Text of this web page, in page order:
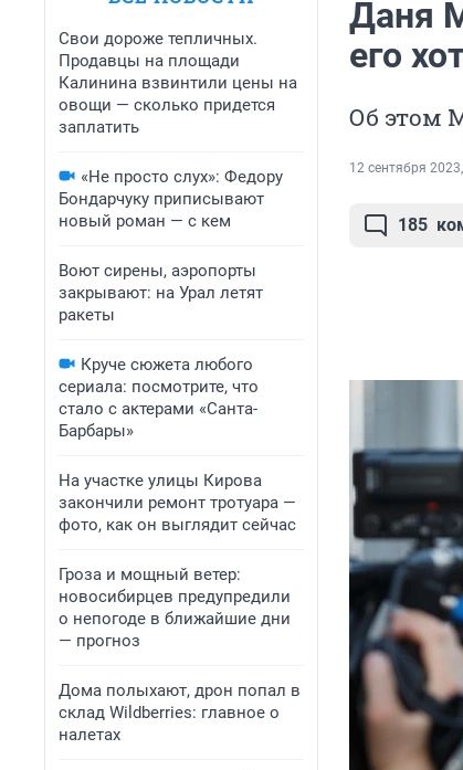
Свои дороже тепличных.
Продавцы на площади
Калинина взвинтили цены на
овощи — сколько придется
заплатить
«Не просто слух»: Федору
Бондарчуку приписывают
новый роман — с кем
Воют сирены, аэропорты
закрывают: на Урал летят
ракеты
Круче сюжета любого
сериала: посмотрите, что
стало с актерами «Санта-
Барбары»
На участке улицы Кирова
закончили ремонт тротуара —
фото, как он выглядит сейчас
Гроза и мощный ветер:
новосибирцев предупредили
о непогоде в ближайшие дни
— прогноз
Дома полыхают, дрон попал в
склад Wildberries: главное о
налетах
Даня
его
Об этом
12 сентября
185